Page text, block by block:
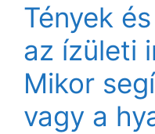
Tények
az ízületi
Mikor
vagy a